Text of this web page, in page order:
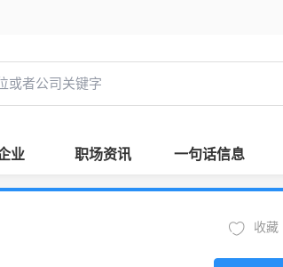
业 职场资讯 一句话信息
收藏